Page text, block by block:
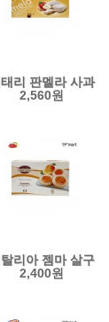
리 판멜라 사과
링 퓨레 쿠키 과자
2,560원
리아 젬마 살구
퓨레 페이스트리
2,400원